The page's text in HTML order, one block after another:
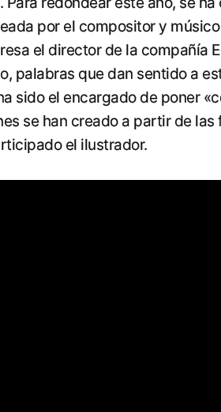
por el compositor y
el director de la compañía
palabras que dan sentido a
sido el encargado de poner
se han creado a partir de
el ilustrador.